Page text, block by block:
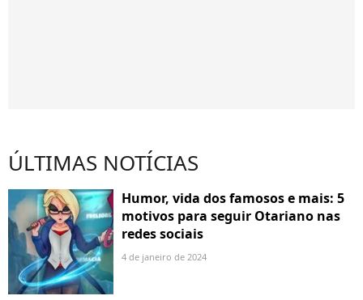
ÚLTIMAS NOTÍCIAS
Humor, vida dos famosos e mais: 5
motivos para seguir Otariano nas
redes sociais
4 de janeiro de 2024